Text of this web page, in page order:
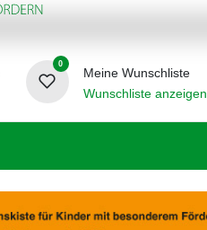
0
Meine Wunschliste
Wunschliste anzeigen